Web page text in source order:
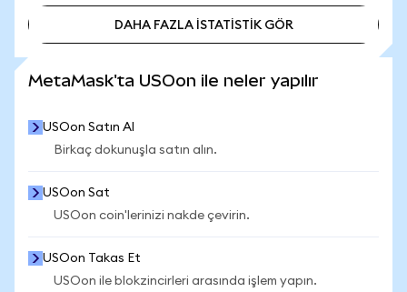
DAHA FAZLA İSTATİSTİK GÖR
MetaMask'ta USOon ile neler yapılır
USOon Satın Al
Birkaç dokunuşla satın alın.
USOon Sat
USOon coin'lerinizi nakde çevirin.
USOon Takas Et
USOon ile blokzincirleri arasında işlem yapın.